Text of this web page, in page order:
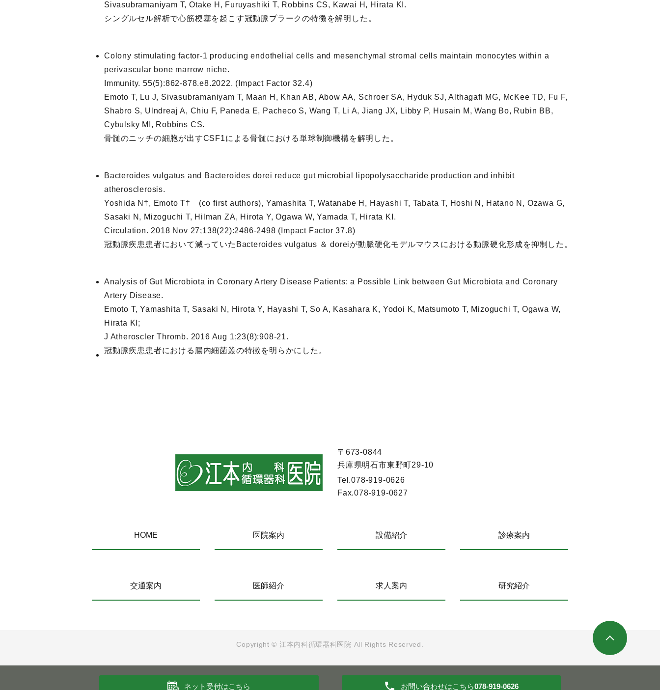
Sivasubramaniyam T, Otake H, Furuyashiki T, Robbins CS, Kawai H, Hirata KI.
シングルセル解析で心筋梗塞を起こす冠動脈プラークの特徴を解明した。
Colony stimulating factor-1 producing endothelial cells and mesenchymal stromal cells maintain monocytes within a
perivascular bone marrow niche.
Immunity. 55(5):862-878.e8.2022. (Impact Factor 32.4)
Emoto T, Lu J, Sivasubramaniyam T, Maan H, Khan AB, Abow AA, Schroer SA, Hyduk SJ, Althagafi MG, McKee TD, Fu F,
Shabro S, Ulndreaj A, Chiu F, Paneda E, Pacheco S, Wang T, Li A, Jiang JX, Libby P, Husain M, Wang Bo, Rubin BB,
Cybulsky MI, Robbins CS.
骨髄のニッチの細胞が出すCSF1による骨髄における単球制御機構を解明した。
Bacteroides vulgatus and Bacteroides dorei reduce gut microbial lipopolysaccharide production and inhibit
atherosclerosis.
Yoshida N†, Emoto T† (co first authors), Yamashita T, Watanabe H, Hayashi T, Tabata T, Hoshi N, Hatano N, Ozawa G,
Sasaki N, Mizoguchi T, Hilman ZA, Hirota Y, Ogawa W, Yamada T, Hirata KI.
Circulation. 2018 Nov 27;138(22):2486-2498 (Impact Factor 37.8)
冠動脈疾患患者において減っていたBacteroides vulgatus ＆ doreiが動脈硬化モデルマウスにおける動脈硬化形成を抑制した。
Analysis of Gut Microbiota in Coronary Artery Disease Patients: a Possible Link between Gut Microbiota and Coronary
Artery Disease.
Emoto T, Yamashita T, Sasaki N, Hirota Y, Hayashi T, So A, Kasahara K, Yodoi K, Matsumoto T, Mizoguchi T, Ogawa W,
Hirata KI;
J Atheroscler Thromb. 2016 Aug 1;23(8):908-21.
冠動脈疾患患者における腸内細菌叢の特徴を明らかにした。
ネット受付はこちら お問い合わせはこちら078-919-0626
〒673-0844
兵庫県明石市東野町29-10
Tel.078-919-0626
Fax.078-919-0627
HOME 医院案内 設備紹介 診療案内
交通案内 医師紹介 求人案内 研究紹介
Copyright © 江本内科循環器科医院 All Rights Reserved.